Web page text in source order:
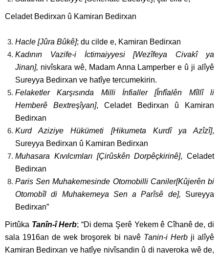
Celadet Bedirxan û Kamiran Bedirxan
Hacle [Jûra Bûkê]; du cilde e, Kamiran Bedirxan
Kadının Vazife-i İctimaiyyesi [Wezîfeya Civakî ya
Jinan], nivîskara wê, Madam Anna Lamperber e û ji alîyê
Sureyya Bedirxan ve hatîye tercumekirin.
Felaketler Karşısında Milli İnfialler [Înfîalên Mîllî li
Hemberê Bextreşîyan], Celadet Bedirxan û Kamiran
Bedirxan
Kurd Aziziye Hükümeti [Hikumeta Kurdî ya Azîzî],
Sureyya Bedirxan û Kamiran Bedirxan
Muhasara Kıvılcımları [Çirûskên Dorpêçkirinê], Celadet
Bedirxan
Paris Sen Muhakemesinde Otomobilli Caniler[Kûjerên bi
Otomobîl di Muhakemeya Sen a Parîsê de], Sureyya
Bedirxan”
Pirtûka Tanîn-î Herb; “Di dema Şerê Yekem ê Cîhanê de, di
sala 1916an de wek broşorek bi navê Tanin-i Herb ji alîyê
Kamiran Bedirxan ve hatîye nivîsandin û di naveroka wê de,